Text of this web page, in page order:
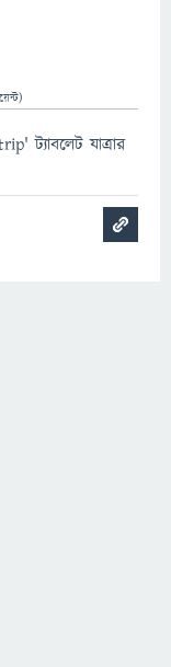
ট্যাবলেট যাত্রার